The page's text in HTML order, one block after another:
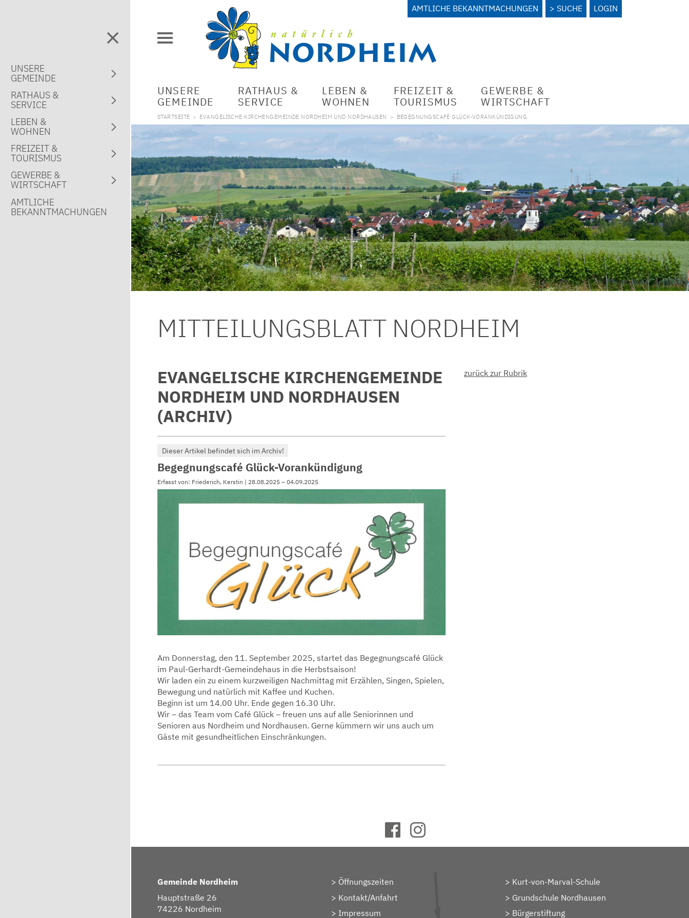
AMTLICHE BEKANNTMACHUNGEN SUCHE LOGIN
UNSERE
GEMEINDE
RATHAUS &
SERVICE
LEBEN &
WOHNEN
FREIZEIT &
TOURISMUS
GEWERBE &
WIRTSCHAFT
STARTSEITE > EVANGELISCHE KIRCHENGEMEINDE NORDHEIM UND NORDHAUSEN > BEGEGNUNGSCAFÉ GLÜCK-VORANKÜNDIGUNG
MITTEILUNGSBLATT NORDHEIM
EVANGELISCHE KIRCHENGEMEINDE
NORDHEIM UND NORDHAUSEN
(ARCHIV)
Dieser Artikel befindet sich im Archiv!
Begegnungscafé Glück-Vorankündigung
Erfasst von: Friederich, Kerstin | 28.08.2025 – 04.09.2025
Am Donnerstag, den 11. September 2025, startet das Begegnungscafé Glück
im Paul-Gerhardt-Gemeindehaus in die Herbstsaison!
Wir laden ein zu einem kurzweiligen Nachmittag mit Erzählen, Singen, Spielen,
Bewegung und natürlich mit Kaffee und Kuchen.
Beginn ist um 14.00 Uhr. Ende gegen 16.30 Uhr.
Wir – das Team vom Café Glück – freuen uns auf alle Seniorinnen und
Senioren aus Nordheim und Nordhausen. Gerne kümmern wir uns auch um
Gäste mit gesundheitlichen Einschränkungen.
zurück zur Rubrik
Gemeinde Nordheim
Hauptstraße 26
74226 Nordheim
Öffnungszeiten
Kontakt/Anfahrt
Impressum
Kurt-von-Marval-Schule
Grundschule Nordhausen
Bürgerstiftung
UNSERE
GEMEINDE
RATHAUS &
SERVICE
LEBEN &
WOHNEN
FREIZEIT &
TOURISMUS
GEWERBE &
WIRTSCHAFT
AMTLICHE
BEKANNTMACHUNGEN